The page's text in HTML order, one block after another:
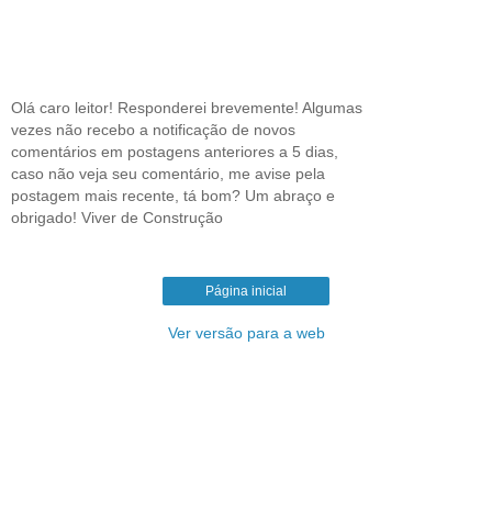
Olá caro leitor! Responderei brevemente! Algumas
vezes não recebo a notificação de novos
comentários em postagens anteriores a 5 dias,
caso não veja seu comentário, me avise pela
postagem mais recente, tá bom? Um abraço e
obrigado! Viver de Construção
Página inicial
Ver versão para a web